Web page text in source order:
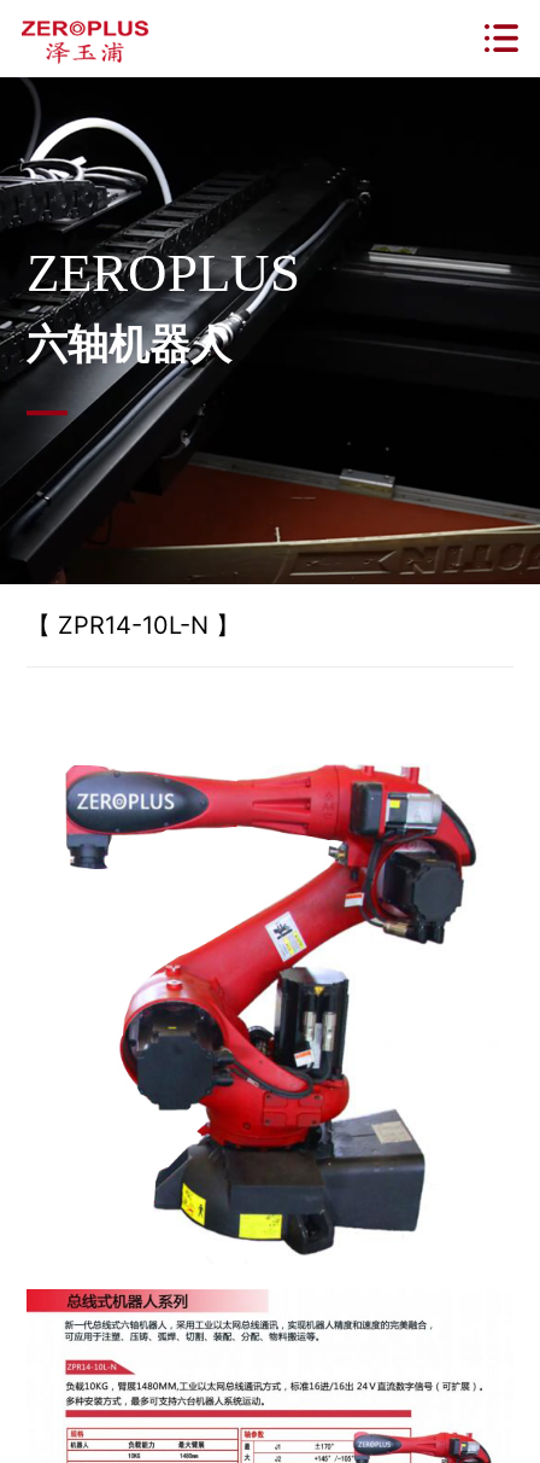
ZEROPLUS
六轴机器人
【 ZPR14-10L-N 】